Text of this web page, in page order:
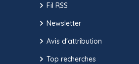
Fil RSS
Newsletter
Avis d'attribution
Top recherches